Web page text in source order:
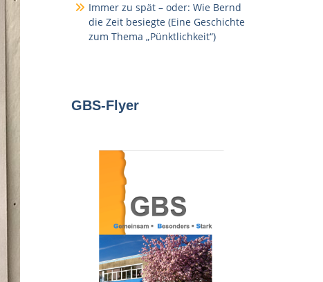
Immer zu spät – oder: Wie Bernd
die Zeit besiegte (Eine Geschichte
zum Thema „Pünktlichkeit“)
GBS-Flyer